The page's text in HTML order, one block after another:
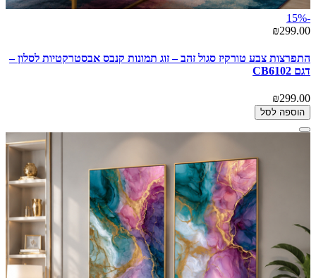
-15%
₪299.00
התפרצות צבע טורקיז סגול זהב – זוג תמונות קנבס אבסטרקטיות לסלון –
דגם CB6102
₪299.00
הוספה לסל